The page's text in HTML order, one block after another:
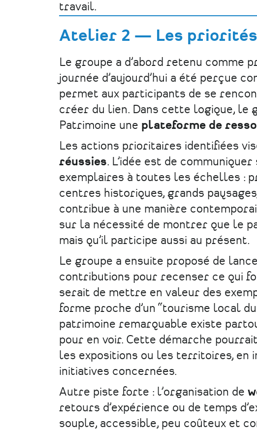
travail.
Atelier 2 — Les priorités
Le groupe a d’abord retenu comme
journée d’aujourd’hui a été perçue
permet aux participants de se
créer du lien. Dans cette logique, le
Patrimoine une plateforme de
Les actions prioritaires identifiées
réussies. L’idée est de
exemplaires à toutes les échelles :
centres historiques, grands
contribue à une manière
sur la nécessité de montrer que le
mais qu’il participe aussi au présent.
Le groupe a ensuite proposé de
contributions pour recenser ce qui
serait de mettre en valeur des
forme proche d’un “tourisme local
patrimoine remarquable existe
pour en voir. Cette démarche
les expositions ou les territoires, en
initiatives concernées.
Autre piste forte : l’organisation de
retours d’expérience ou de temps
souple, accessible, peu coûteux et